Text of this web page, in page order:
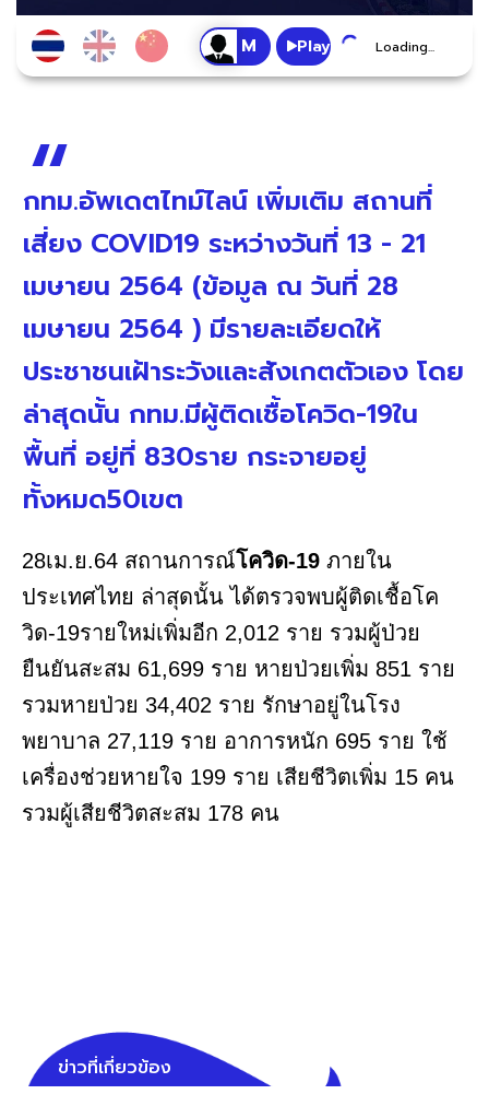
Play Loading...
กทม.อัพเดตไทม์ไลน์ เพิ่มเติม สถานที่
เสี่ยง COVID19 ระหว่างวันที่ 13 - 21
เมษายน 2564 (ข้อมูล ณ วันที่ 28
เมษายน 2564 ) มีรายละเอียดให้
ประชาชนเฝ้าระวังเเละสังเกตตัวเอง โดย
ล่าสุดนั้น กทม.มีผู้ติดเชื้อโควิด-19ใน
พื้นที่ อยู่ที่ 830ราย กระจายอยู่
ทั้งหมด50เขต
28เม.ย.64 สถานการณ์โควิด-19 ภายใน
ประเทศไทย ล่าสุดนั้น ได้ตรวจพบผู้ติดเชื้อโค
วิด-19รายใหม่เพิ่มอีก 2,012 ราย รวมผู้ป่วย
ยืนยันสะสม 61,699 ราย หายป่วยเพิ่ม 851 ราย
รวมหายป่วย 34,402 ราย รักษาอยู่ในโรง
พยาบาล 27,119 ราย อาการหนัก 695 ราย ใช้
เครื่องช่วยหายใจ 199 ราย เสียชีวิตเพิ่ม 15 คน
รวมผู้เสียชีวิตสะสม 178 คน
ข่าวที่เกี่ยวข้อง